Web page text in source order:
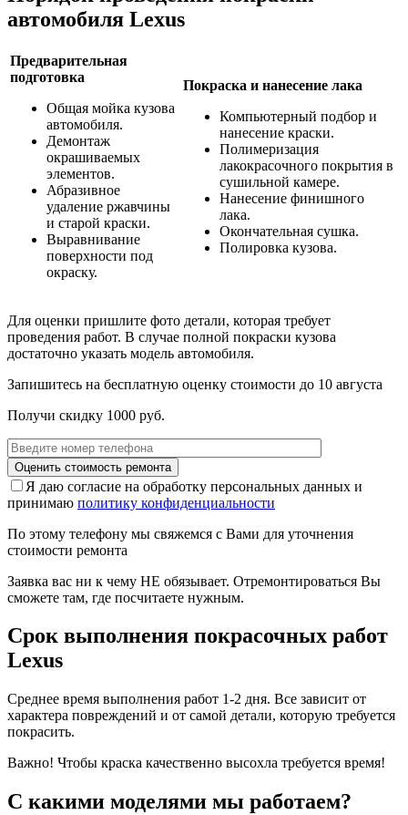
автомобиля Lexus
Предварительная
подготовка
Общая мойка кузова
автомобиля.
Демонтаж
окрашиваемых
элементов.
Абразивное
удаление ржавчины
и старой краски.
Выравнивание
поверхности под
окраску.
Покраска и нанесение лака
Компьютерный подбор и
нанесение краски.
Полимеризация
лакокрасочного покрытия в
сушильной камере.
Нанесение финишного
лака.
Окончательная сушка.
Полировка кузова.
Для оценки пришлите фото детали, которая требует
проведения работ. В случае полной покраски кузова
достаточно указать модель автомобиля.
Запишитесь на бесплатную оценку стоимости до 10 августа
Получи скидку 1000 руб.
Я даю согласие на обработку персональных данных и
принимаю политику конфиденциальности
По этому телефону мы свяжемся с Вами для уточнения
стоимости ремонта
Заявка вас ни к чему НЕ обязывает. Отремонтироваться Вы
сможете там, где посчитаете нужным.
Срок выполнения покрасочных работ
Lexus
Среднее время выполнения работ 1-2 дня. Все зависит от
характера повреждений и от самой детали, которую требуется
покрасить.
Важно! Чтобы краска качественно высохла требуется время!
С какими моделями мы работаем?